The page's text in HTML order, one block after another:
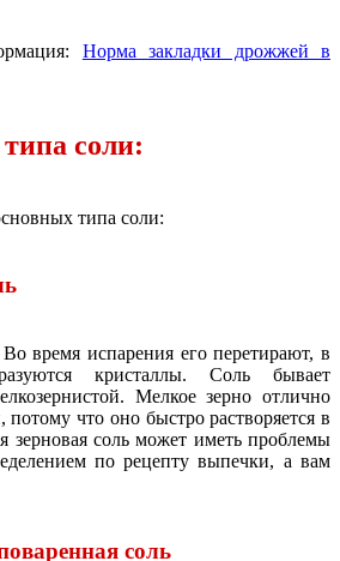
Норма закладки дрожжей в
соли:
типа соли:
время испарения его перетирают, в
кристаллы. Соль бывает
Мелкое зерно отлично
что оно быстро растворяется в
зерновая соль может иметь проблемы
по рецепту выпечки, а вам
соль